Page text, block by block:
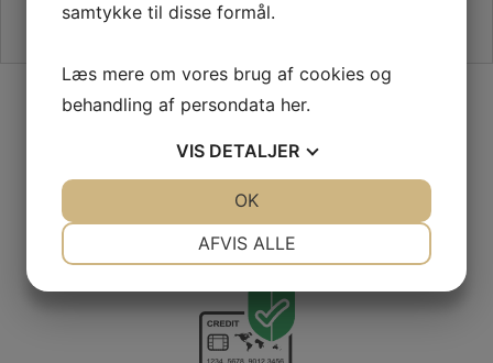
SIKKER HANDEL PÅ SYMASKINETORVET.DK
GRATIS LEVERING VED 399,-
PÅ KUN 1-2 HVERDAGE
samtykke til disse formål.
Læs mere om vores brug af cookies og
behandling af persondata her.
VIS DETALJER
AFVIS ALLE
OK